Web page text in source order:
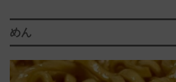
めん